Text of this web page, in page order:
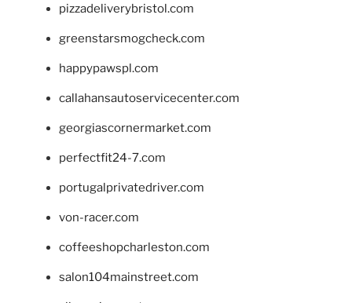
pizzadeliverybristol.com
greenstarsmogcheck.com
happypawspl.com
callahansautoservicecenter.com
georgiascornermarket.com
perfectfit24-7.com
portugalprivatedriver.com
von-racer.com
coffeeshopcharleston.com
salon104mainstreet.com